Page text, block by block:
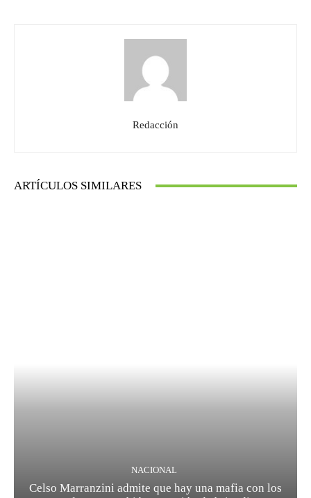
Redacción
ARTÍCULOS SIMILARES
NACIONAL
Celso Marranzini admite que hay una mafia con los